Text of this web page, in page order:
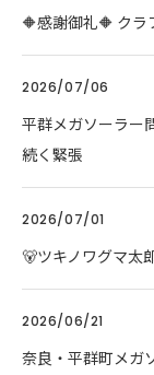
🔶感謝御礼🔶 クラ
2026/07/06
平群メガソーラー
続く緊張
2026/07/01
🐻ツキノワグマ太
2026/06/21
奈良・平群町メガ